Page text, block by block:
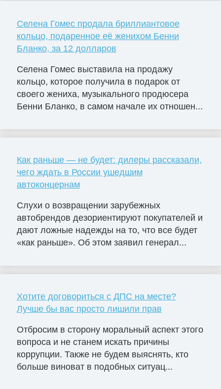
Селена Гомес продала бриллиантовое
кольцо, подаренное её женихом Бенни
Бланко, за 12 долларов
Селена Гомес выставила на продажу
кольцо, которое получила в подарок от
своего жениха, музыкального продюсера
Бенни Бланко, в самом начале их отношен...
Как раньше — не будет: дилеры рассказали,
чего ждать в России ушедшим
автоконцернам
Слухи о возвращении зарубежных
автобрендов дезориентируют покупателей и
дают ложные надежды на то, что все будет
«как раньше». Об этом заявил генерал...
Хотите договориться с ДПС на месте?
Лучше бы вас просто лишили прав
Отбросим в сторону моральный аспект этого
вопроса и не станем искать причины
коррупции. Также не будем выяснять, кто
больше виноват в подобных ситуац...